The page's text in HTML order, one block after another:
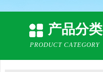
产品分类
PRODUCT CATEGORY